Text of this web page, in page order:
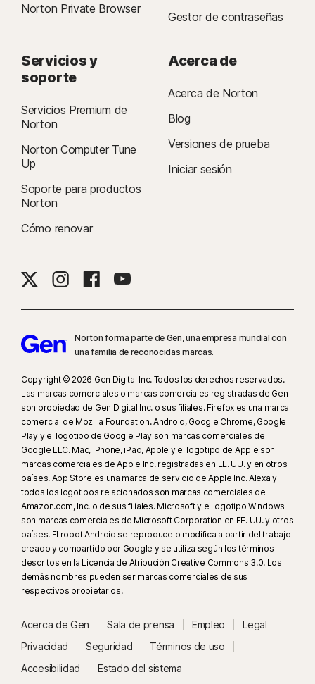
Norton Private Browser
Gestor de contraseñas
Servicios y
soporte
Servicios Premium de
Norton
Norton Computer Tune
Up
Soporte para productos
Norton
Cómo renovar
Acerca de
Acerca de Norton
Blog
Versiones de prueba
Iniciar sesión
Norton forma parte de Gen, una empresa mundial con
una familia de reconocidas marcas.
Copyright © 2026 Gen Digital Inc. Todos los derechos reservados.
Las marcas comerciales o marcas comerciales registradas de Gen
son propiedad de Gen Digital Inc. o sus filiales. Firefox es una marca
comercial de Mozilla Foundation. Android, Google Chrome, Google
Play y el logotipo de Google Play son marcas comerciales de
Google LLC. Mac, iPhone, iPad, Apple y el logotipo de Apple son
marcas comerciales de Apple Inc. registradas en EE. UU. y en otros
países. App Store es una marca de servicio de Apple Inc. Alexa y
todos los logotipos relacionados son marcas comerciales de
Amazon.com, Inc. o de sus filiales. Microsoft y el logotipo Windows
son marcas comerciales de Microsoft Corporation en EE. UU. y otros
países. El robot Android se reproduce o modifica a partir del trabajo
creado y compartido por Google y se utiliza según los términos
descritos en la Licencia de Atribución Creative Commons 3.0. Los
demás nombres pueden ser marcas comerciales de sus
respectivos propietarios.
Acerca de Gen Sala de prensa Empleo
Legal
Privacidad
Seguridad
Términos de uso
Accesibilidad
Estado del sistema